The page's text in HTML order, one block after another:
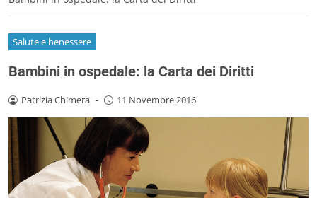
Salute e benessere
Bambini in ospedale: la Carta dei Diritti
Patrizia Chimera - 11 Novembre 2016